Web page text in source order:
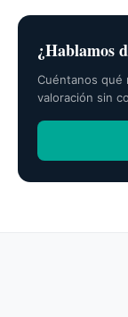
¿Hablamos
Cuéntanos qué
valoración sin